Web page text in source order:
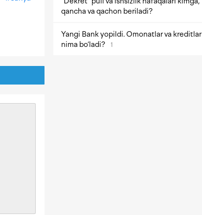
qancha va qachon beriladi?
Yangi Bank yopildi. Omonatlar va kreditlar
nima bo‘ladi?
1